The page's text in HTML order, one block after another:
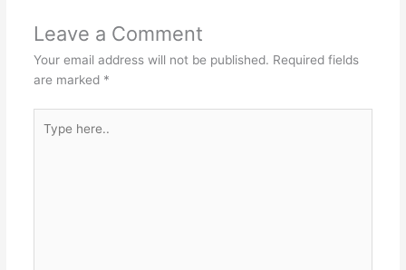
Leave a Comment
Your email address will not be published. Required fields
are marked *
here..